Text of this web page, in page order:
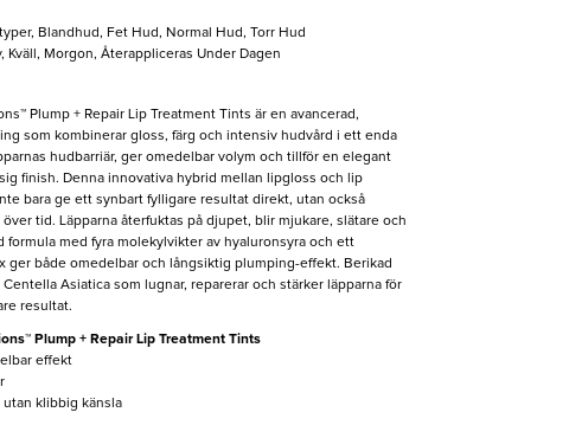
Blandhud, Fet Hud, Normal Hud, Torr Hud
Kväll, Morgon, Återappliceras Under Dagen
Plump + Repair Lip Treatment Tints är en avancerad,
som kombinerar gloss, färg och intensiv hudvård i ett enda
hudbarriär, ger omedelbar volym och tillför en elegant
finish. Denna innovativa hybrid mellan lipgloss och lip
bara ge ett synbart fylligare resultat direkt, utan också
tid. Läpparna återfuktas på djupet, blir mjukare, slätare och
formula med fyra molekylvikter av hyaluronsyra och ett
ger både omedelbar och långsiktig plumping-effekt. Berikad
Asiatica som lugnar, reparerar och stärker läpparna för
resultat.
Plump + Repair Lip Treatment Tints
effekt
klibbig känsla